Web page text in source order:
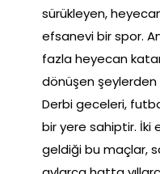
sürükleyen,
efsanevi bir spor.
fazla heyecan
dönüşen şeylerden
Derbi geceleri,
bir yere sahiptir. İki
geldiği bu maçlar,